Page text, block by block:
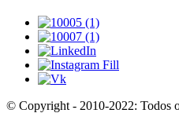
© Copyright - 2010-2022: Todos